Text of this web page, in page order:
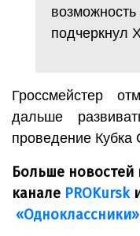
подчеркнул
Гроссмейстер
дальше
проведение Кубка
Больше новостей
канале PROKursk
«Одноклассники»